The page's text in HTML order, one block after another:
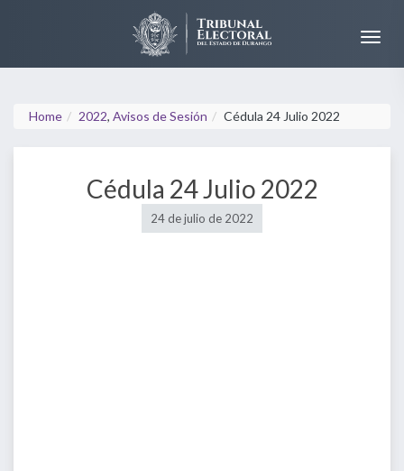
Home 2022, Avisos de Sesión Cédula 24 Julio 2022
Cédula 24 Julio 2022
24 de julio de 2022